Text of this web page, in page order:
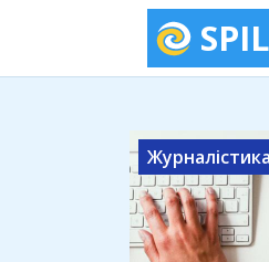
Журналістика